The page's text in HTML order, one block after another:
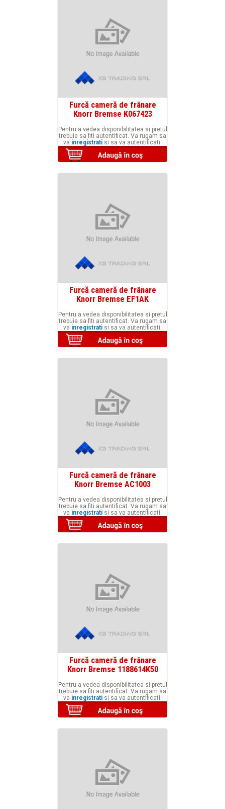
Furcă cameră de frânare
Knorr Bremse K067423
Pentru a vedea disponibilitatea si pretul
trebuie sa fiti autentificat. Va rugam sa
va inregistrati si sa va autentificati.
Furcă cameră de frânare
Knorr Bremse EF1AK
Pentru a vedea disponibilitatea si pretul
trebuie sa fiti autentificat. Va rugam sa
va inregistrati si sa va autentificati.
Furcă cameră de frânare
Knorr Bremse AC1003
Pentru a vedea disponibilitatea si pretul
trebuie sa fiti autentificat. Va rugam sa
va inregistrati si sa va autentificati.
Furcă cameră de frânare
Knorr Bremse 1188614K50
Pentru a vedea disponibilitatea si pretul
trebuie sa fiti autentificat. Va rugam sa
va inregistrati si sa va autentificati.